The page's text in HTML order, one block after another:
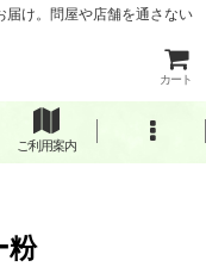
届け。問屋や店舗を通さない
カート
ご利用案内
粉